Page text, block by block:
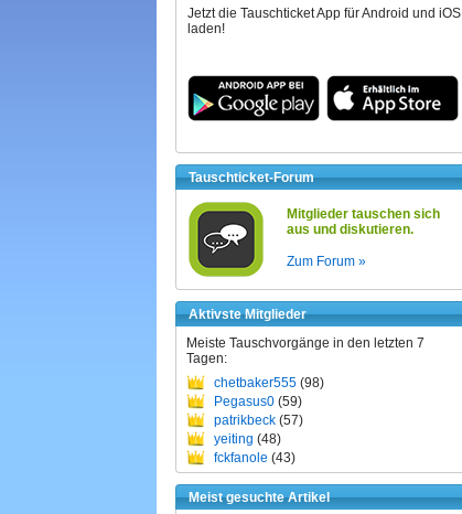
Jetzt die Tauschticket App für Android und iOS
laden!
Tauschticket-Forum
Mitglieder tauschen sich
aus und diskutieren.
Zum Forum »
Aktivste Mitglieder
Meiste Tauschvorgänge in den letzten 7
Tagen:
chetbaker555 (98)
Pegasus0 (59)
patrikbeck (57)
yeiting (48)
fckfanole (43)
Meist gesuchte Artikel